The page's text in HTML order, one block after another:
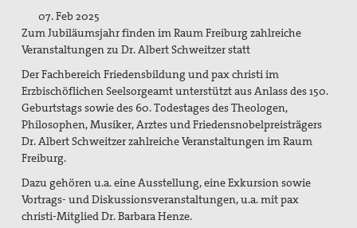
Mitgliedschaft/Spenden
Spiritualität
Aktive Gewaltfreiheit
Bühler Kreuz und andere Orte des Friedens
Friedensmeditationen zu Menschen des Friedens
Themen, Angebote und Projekte
07. Feb 2025
Zum Jubiläumsjahr finden im Raum Freiburg zahlreiche
Veranstaltungen zu Dr. Albert Schweitzer statt
Der Fachbereich Friedensbildung und pax christi im
Erzbischöflichen Seelsorgeamt unterstützt aus Anlass des 150.
Geburtstags sowie des 60. Todestages des Theologen,
Philosophen, Musiker, Arztes und Friedensnobelpreisträgers
Dr. Albert Schweitzer zahlreiche Veranstaltungen im Raum
Freiburg.
Dazu gehören u.a. eine Ausstellung, eine Exkursion sowie
Vortrags- und Diskussionsveranstaltungen, u.a. mit pax
christi-Mitglied Dr. Barbara Henze.